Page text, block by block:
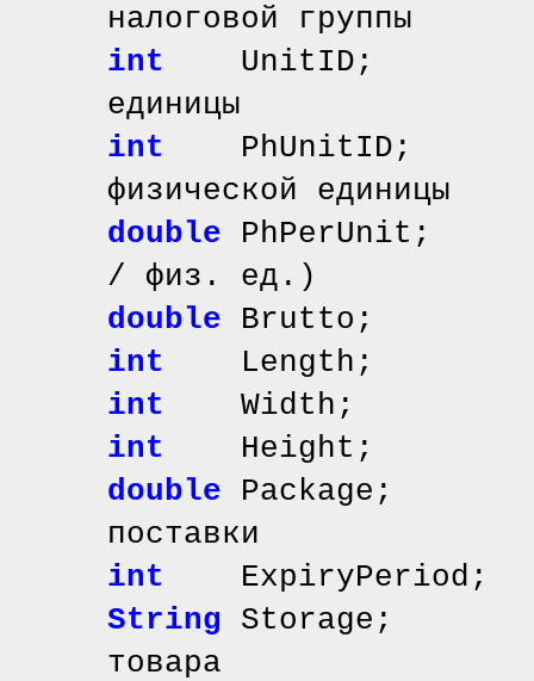
налоговой группы
int UnitID; //
единицы
int PhUnitID; //
физической единицы
double PhPerUnit;
/ физ. ед.)
double Brutto;
int Length; //
int Width; //
int Height; //
double Package;
поставки
int ExpiryPeriod;
String Storage; //
товара